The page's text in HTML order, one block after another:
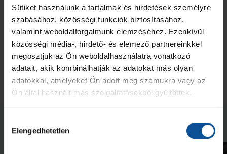
Sütiket használunk a tartalmak és hirdetések személyre
szabásához, közösségi funkciók biztosításához,
valamint weboldalforgalmunk elemzéséhez. Ezenkívül
közösségi média-, hirdető- és elemező partnereinkkel
megosztjuk az Ön weboldalhasználatra vonatkozó
adatait, akik kombinálhatják az adatokat más olyan
adatokkal, amelyeket Ön adott meg számukra vagy az
Ön által használt más szolgáltatásokból gyűjtöttek.
kiválasztása
Elengedhetetlen
Neked ajánljuk